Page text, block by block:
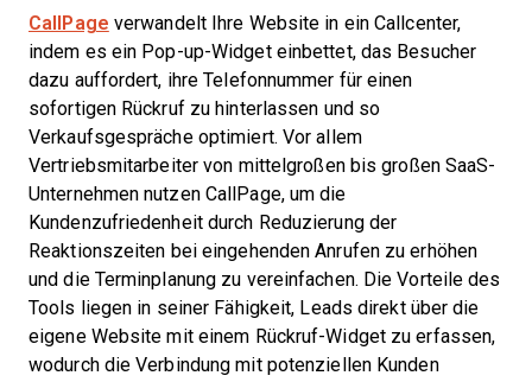
CallPage verwandelt Ihre Website in ein Callcenter,
indem es ein Pop-up-Widget einbettet, das Besucher
dazu auffordert, ihre Telefonnummer für einen
sofortigen Rückruf zu hinterlassen und so
Verkaufsgespräche optimiert. Vor allem
Vertriebsmitarbeiter von mittelgroßen bis großen SaaS-
Unternehmen nutzen CallPage, um die
Kundenzufriedenheit durch Reduzierung der
Reaktionszeiten bei eingehenden Anrufen zu erhöhen
und die Terminplanung zu vereinfachen. Die Vorteile des
Tools liegen in seiner Fähigkeit, Leads direkt über die
eigene Website mit einem Rückruf-Widget zu erfassen,
wodurch die Verbindung mit potenziellen Kunden